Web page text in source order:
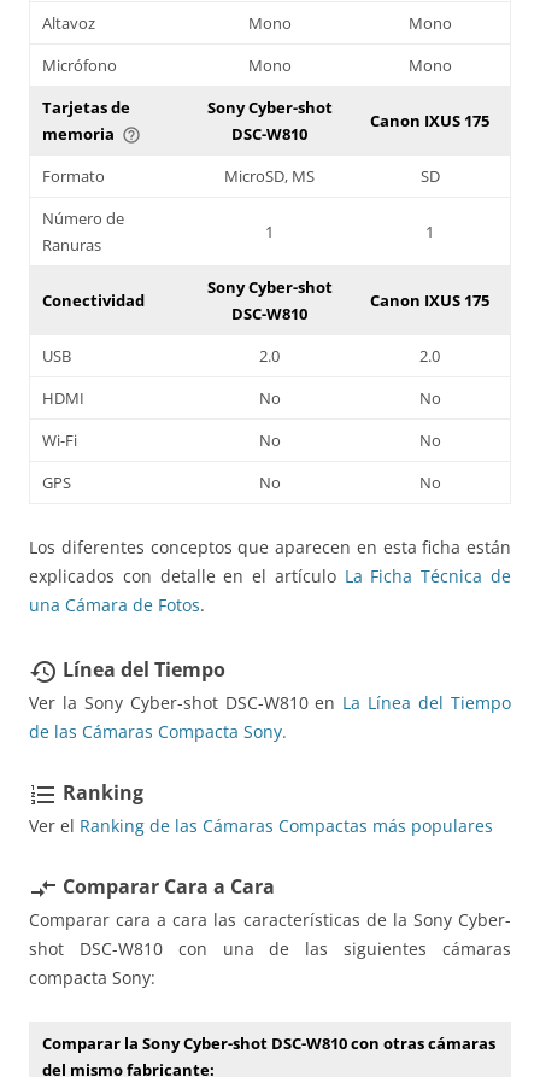
Altavoz
Mono
Mono
Micrófono
Mono
Mono
Tarjetas de
memoria help_outline
Sony Cyber-shot
DSC-W810
Canon IXUS 175
Formato MicroSD, MS
SD
Número de
Ranuras
1 1
Conectividad
Sony Cyber-shot
DSC-W810
Canon IXUS 175
USB 2.0
2.0
HDMI
No
No
Wi-Fi
No
No
GPS
No No
Los diferentes conceptos que aparecen en esta ficha están
explicados con detalle en el artículo La Ficha Técnica de
una Cámara de Fotos.
restore Línea del Tiempo
Ver la Sony Cyber-shot DSC-W810 en La Línea del Tiempo
de las Cámaras Compacta Sony.
format_list_numbered Ranking
Ver el Ranking de las Cámaras Compactas más populares
compare_arrows Comparar Cara a Cara
Comparar cara a cara las características de la Sony Cyber-
shot DSC-W810 con una de las siguientes cámaras
compacta Sony:
Comparar la Sony Cyber-shot DSC-W810 con otras cámaras
del mismo fabricante: